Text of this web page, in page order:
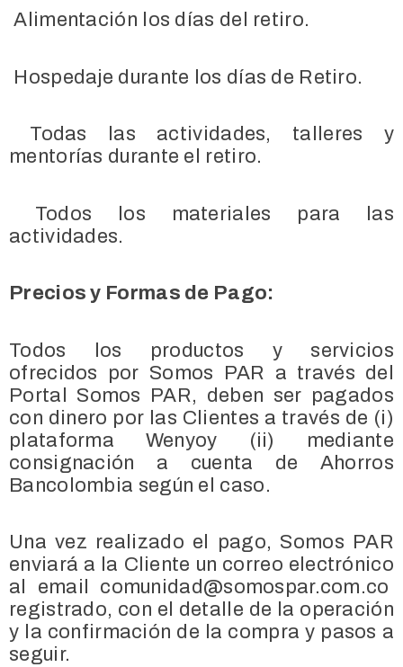
Alimentación los días del retiro.
Hospedaje durante los días de Retiro.
Todas las actividades, talleres y
mentorías durante el retiro.
Todos los materiales para las
actividades.
Precios y Formas de Pago:
Todos los productos y servicios
ofrecidos por Somos PAR a través del
Portal Somos PAR, deben ser pagados
con dinero por las Clientes a través de (i)
plataforma Wenyoy (ii) mediante
consignación a cuenta de Ahorros
Bancolombia según el caso.
Una vez realizado el pago, Somos PAR
enviará a la Cliente un correo electrónico
al email comunidad@somospar.com.co
registrado, con el detalle de la operación
y la confirmación de la compra y pasos a
seguir.